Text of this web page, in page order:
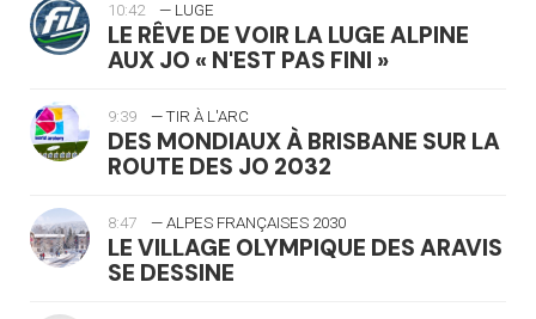
10:42 — LUGE
LE RÊVE DE VOIR LA LUGE ALPINE
AUX JO « N'EST PAS FINI »
9:39 — TIR À L'ARC
DES MONDIAUX À BRISBANE SUR LA
ROUTE DES JO 2032
8:47 — ALPES FRANÇAISES 2030
LE VILLAGE OLYMPIQUE DES ARAVIS
SE DESSINE